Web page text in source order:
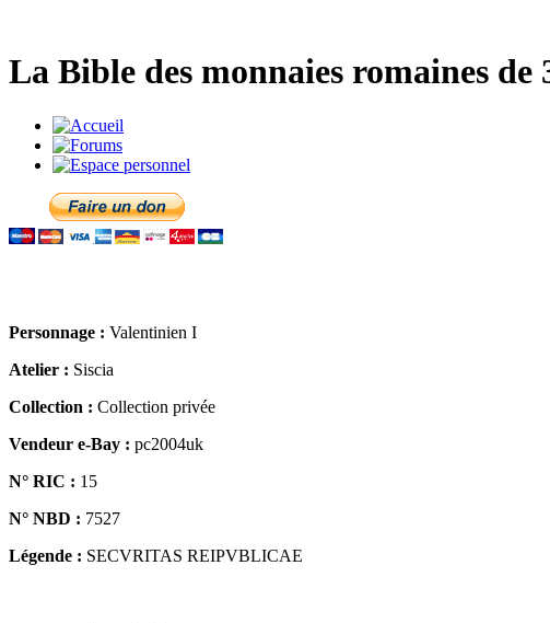
La Bible des monnaies romaines de
Personnage : Valentinien I
Atelier : Siscia
Collection : Collection privée
Vendeur e-Bay : pc2004uk
N° RIC : 15
N° NBD : 7527
Légende : SECVRITAS REIPVBLICAE